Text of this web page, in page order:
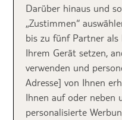
Damit der Urlaub zu
haben wir euch heute
Pärchenhotels
zurückziehen als auch
verbringen könnt. ►
sind die TUI BLUE
verspricht pure
Darüber hinaus und
„Zustimmen“
bis zu fünf Partner
Ihrem Gerät setzen,
verwenden und
Adresse] von Ihnen
Ihnen auf oder neben
personalisierte